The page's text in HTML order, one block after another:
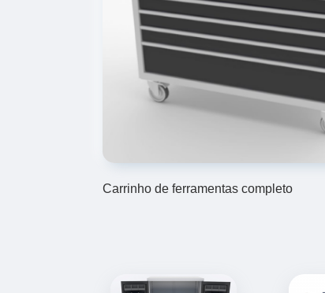
Carrinho de ferramentas completo